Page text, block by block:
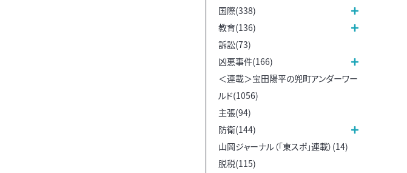
国際(338)
教育(136)
訴訟(73)
凶悪事件(166)
＜連載＞宝田陽平の兜町アンダーワー
ルド(1056)
主張(94)
防衛(144)
山岡ジャーナル（「東スポ」連載）(14)
脱税(115)